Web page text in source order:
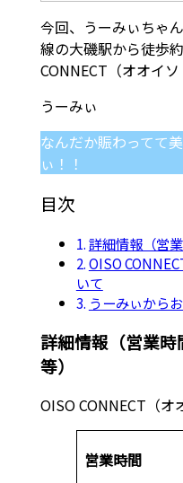
今回、うーみぃちゃ
線の大磯駅から徒歩
CONNECT（オオイ
なんだか賑わってて
ぃ！！
目次
詳細情報（営
OISO
いて
うーみぃから
詳細情報（営業
等）
OISO CONNECT（オ
営業時間